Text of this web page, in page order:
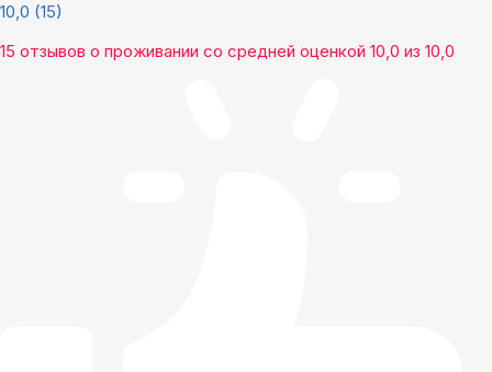
10,0 (15)
15 отзывов о проживании со средней оценкой 10,0 из 10,0